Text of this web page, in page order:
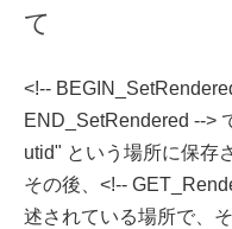
て
<!--
END_SetRendered -->
utid" という場所に保存
その後、<!--
述されている場所で、